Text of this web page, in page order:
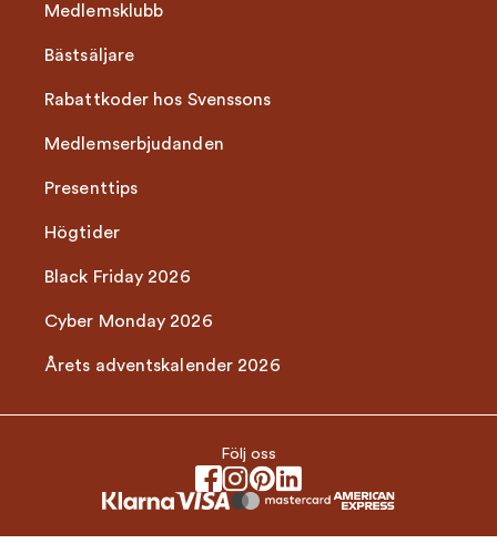
Medlemsklubb
Bästsäljare
Rabattkoder hos Svenssons
Medlemserbjudanden
Presenttips
Högtider
Black Friday 2026
Cyber Monday 2026
Årets adventskalender 2026
Följ oss